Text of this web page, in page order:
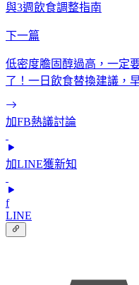
與3週飲食調整指南
下一篇
低密度膽固醇過高，一定
了！一日飲食替換建議，
加FB熱議討論
加LINE獲新知
f
LINE